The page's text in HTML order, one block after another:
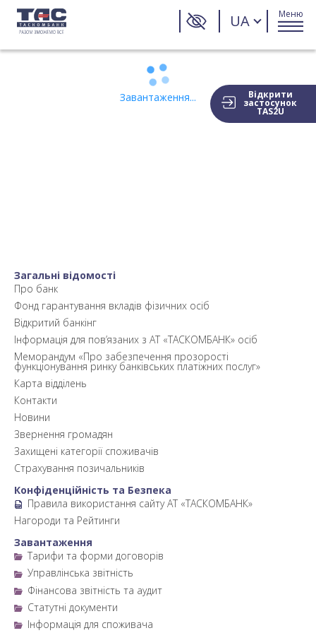
UA Меню
Відкрити
застосунок
TAS2U
Завантаження...
Загальні відомості
Про банк
Фонд гарантування вкладів фізичних осіб
Відкритий банкінг
Інформація для пов’язаних з АТ «ТАСКОМБАНК» осіб
Меморандум «Про забезпечення прозорості
функціонування ринку банківських платіжних послуг»
Карта відділень
Контакти
Новини
Звернення громадян
Захищені категорії споживачів
Страхування позичальників
Конфіденційність та Безпека
Правила використання сайту АТ «ТАСКОМБАНК»
Нагороди та Рейтинги
Завантаження
Тарифи та форми договорів
Управлінська звітність
Фінансова звітність та аудит
Статутні документи
Інформація для споживача